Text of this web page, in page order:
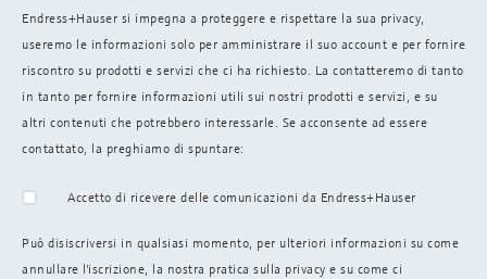
Endress+Hauser si impegna a proteggere e rispettare la sua privacy,
useremo le informazioni solo per amministrare il suo account e per fornire
riscontro su prodotti e servizi che ci ha richiesto. La contatteremo di tanto
in tanto per fornire informazioni utili sui nostri prodotti e servizi, e su
altri contenuti che potrebbero interessarle. Se acconsente ad essere
contattato, la preghiamo di spuntare:
Accetto di ricevere delle comunicazioni da Endress+Hauser
Può disiscriversi in qualsiasi momento, per ulteriori informazioni su come
annullare l'iscrizione, la nostra pratica sulla privacy e su come ci